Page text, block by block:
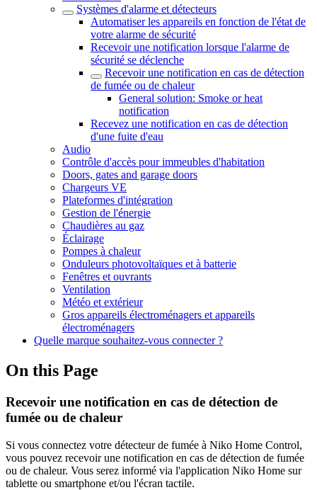
Systèmes d'alarme et détecteurs
Automatiser les appareils en fonction de l'état de
votre alarme de sécurité
Recevoir une notification lorsque l'alarme de
sécurité se déclenche
Recevoir une notification en cas de détection
de fumée ou de chaleur
General solution: Smoke or heat
notification
Recevez une notification en cas de détection
d'une fuite d'eau
Audio
Contrôle d'accès pour immeubles d'habitation
Doors, gates and garage doors
Chargeurs VE
Plateformes d'intégration
Gestion de l'énergie
Chaudières au gaz
Éclairage
Pompes à chaleur
Onduleurs photovoltaïques et à batterie
Fenêtres et ouvrants
Ventilation
Météo et extérieur
Gros appareils électroménagers et appareils
électroménagers
Quelle marque souhaitez-vous connecter ?
On this Page
Recevoir une notification en cas de détection de
fumée ou de chaleur
Si vous connectez votre détecteur de fumée à Niko Home Control,
vous pouvez recevoir une notification en cas de détection de fumée
ou de chaleur. Vous serez informé via l'application Niko Home sur
tablette ou smartphone et/ou l'écran tactile.